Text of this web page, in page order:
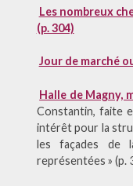
Les nombreux
(p. 304)
Jour de marché
Halle de Magny,
Constantin, faite
intérêt pour la
les façades de
représentées » (p.